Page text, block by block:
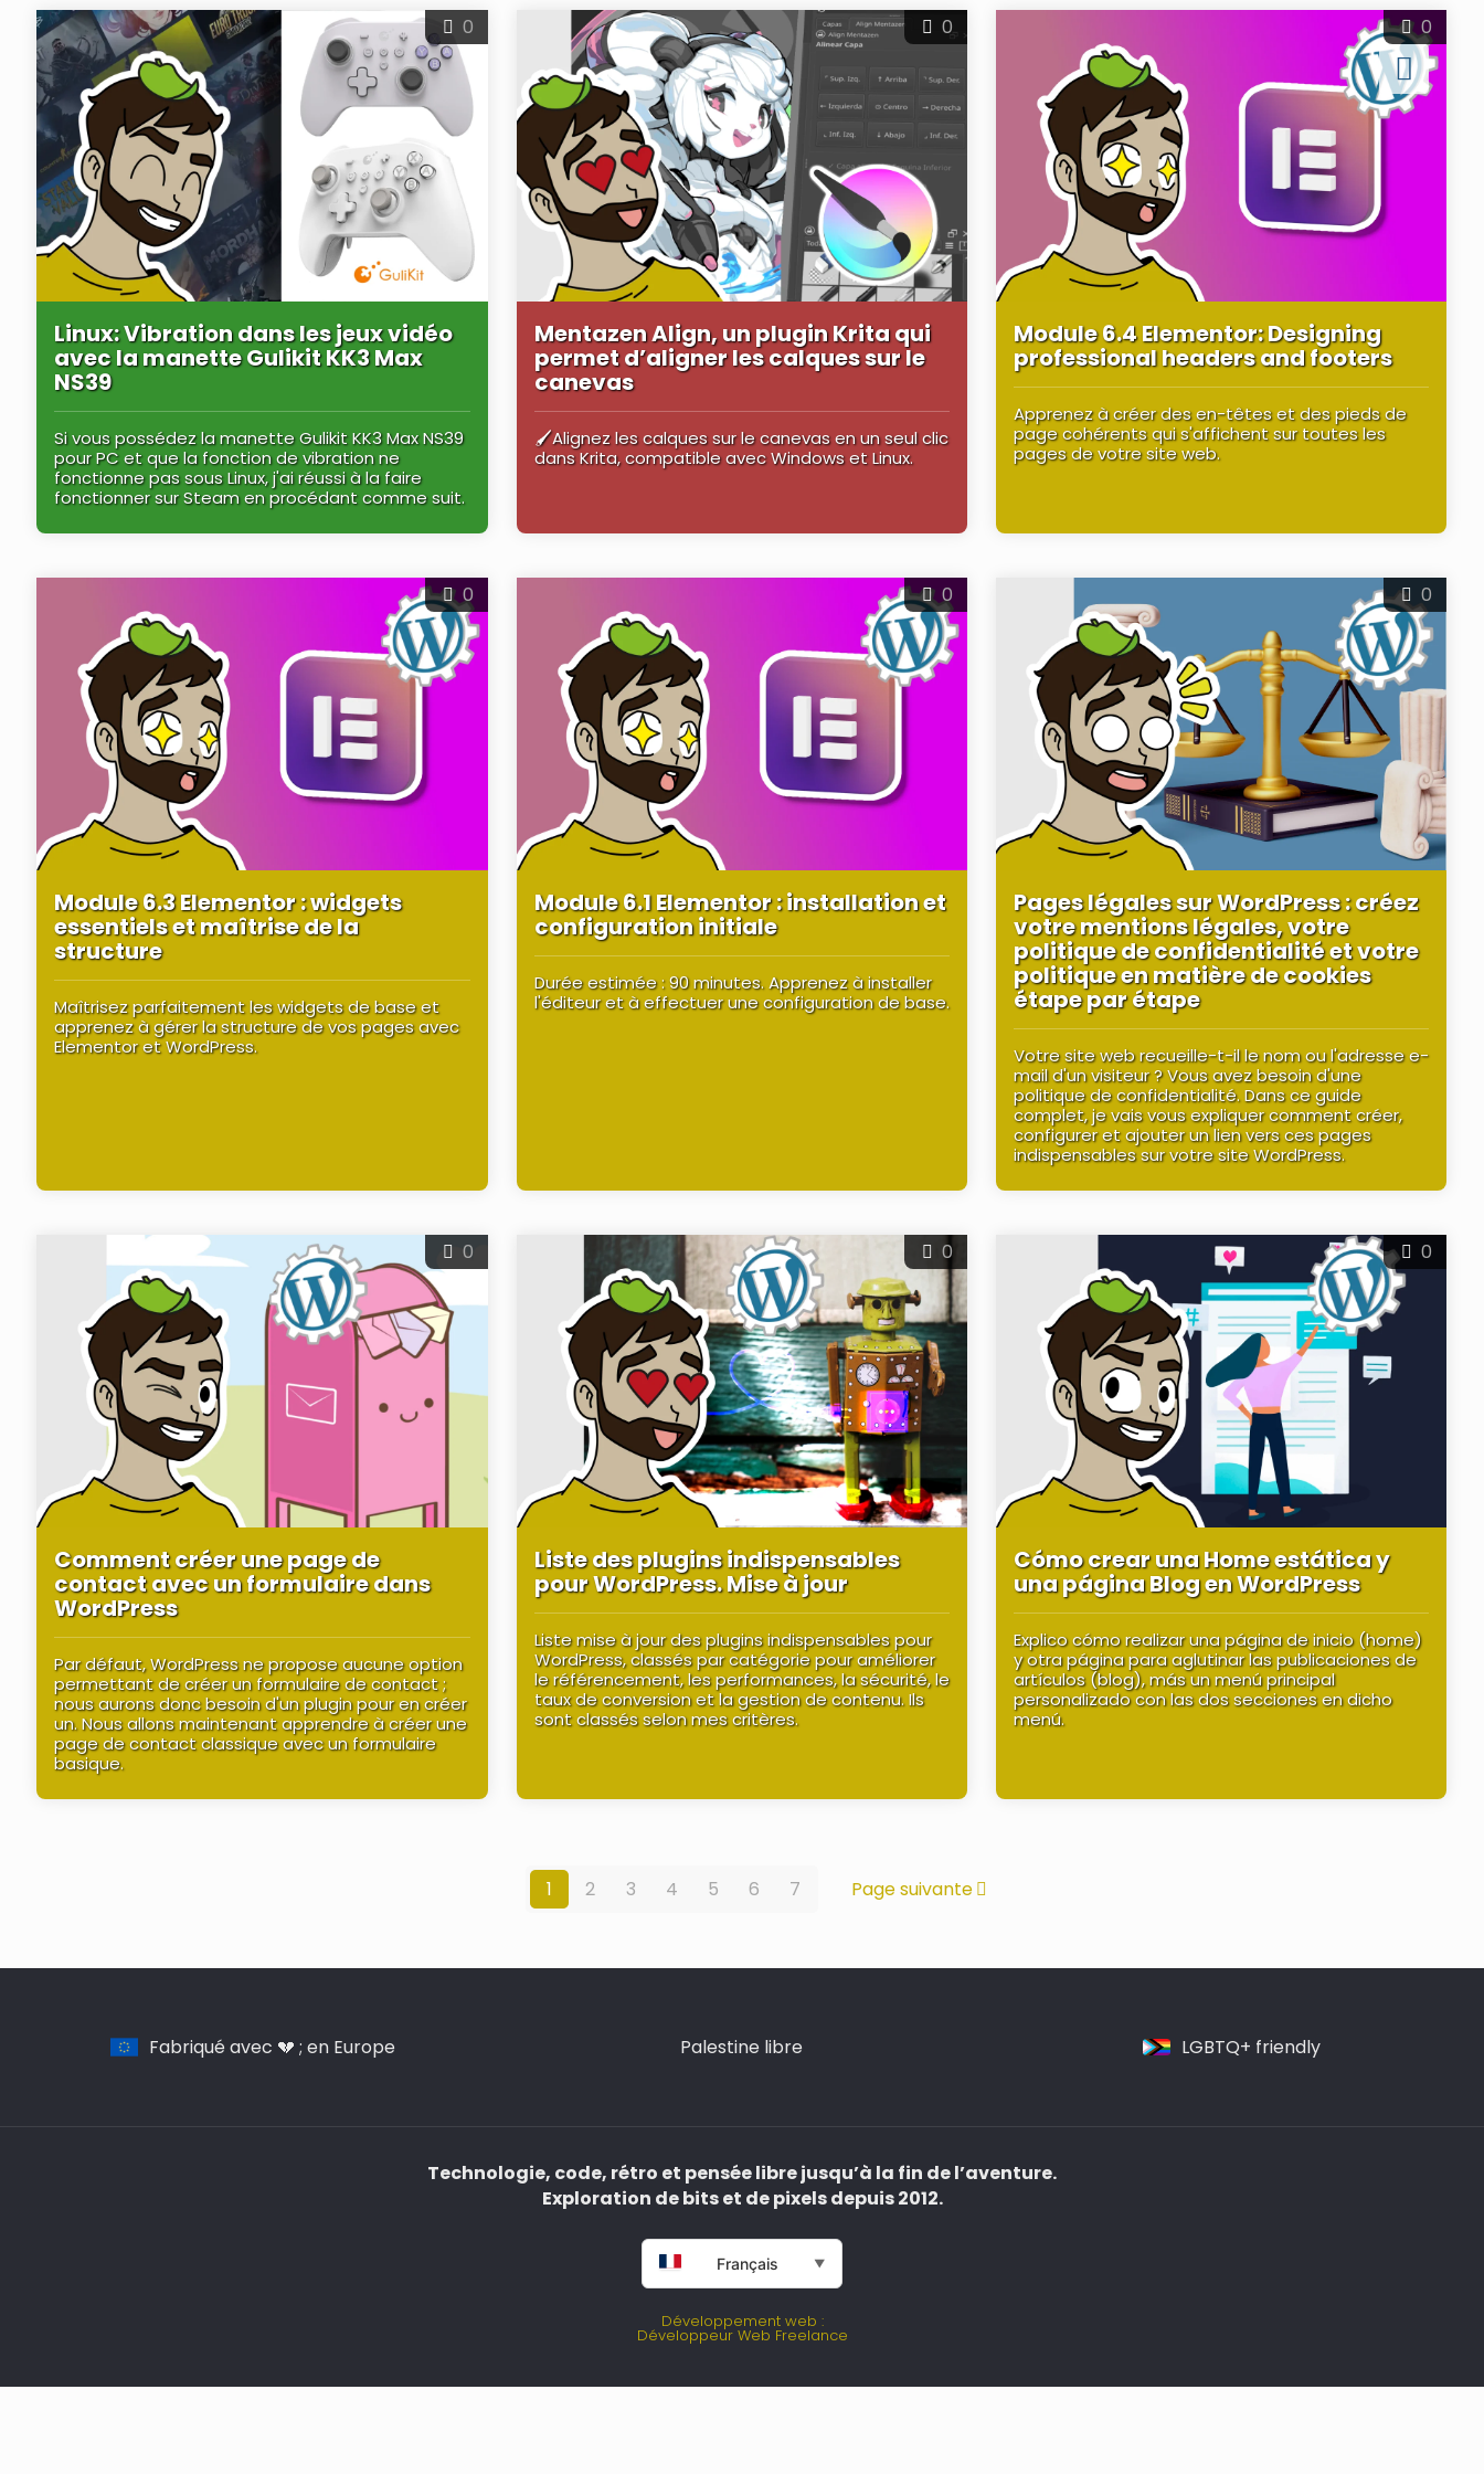
0
Linux: Vibration dans les jeux vidéo
avec la manette Gulikit KK3 Max
NS39
Si vous possédez la manette Gulikit KK3 Max NS39
pour PC et que la fonction de vibration ne
fonctionne pas sous Linux, j'ai réussi à la faire
fonctionner sur Steam en procédant comme suit.
0
Mentazen Align, un plugin Krita qui
permet d’aligner les calques sur le
canevas
🖌️Alignez les calques sur le canevas en un seul clic
dans Krita, compatible avec Windows et Linux.
0
Module 6.4 Elementor: Designing
professional headers and footers
Apprenez à créer des en-têtes et des pieds de
page cohérents qui s'affichent sur toutes les
pages de votre site web.
0
Module 6.3 Elementor : widgets
essentiels et maîtrise de la
structure
Maîtrisez parfaitement les widgets de base et
apprenez à gérer la structure de vos pages avec
Elementor et WordPress.
0
Module 6.1 Elementor : installation et
configuration initiale
Durée estimée : 90 minutes. Apprenez à installer
l'éditeur et à effectuer une configuration de base.
0
Pages légales sur WordPress : créez
votre mentions légales, votre
politique de confidentialité et votre
politique en matière de cookies
étape par étape
Votre site web recueille-t-il le nom ou l'adresse e-
mail d'un visiteur ? Vous avez besoin d'une
politique de confidentialité. Dans ce guide
complet, je vais vous expliquer comment créer,
configurer et ajouter un lien vers ces pages
indispensables sur votre site WordPress.
0
Comment créer une page de
contact avec un formulaire dans
WordPress
Par défaut, WordPress ne propose aucune option
permettant de créer un formulaire de contact ;
nous aurons donc besoin d'un plugin pour en créer
un. Nous allons maintenant apprendre à créer une
page de contact classique avec un formulaire
basique.
0
Liste des plugins indispensables
pour WordPress. Mise à jour
Liste mise à jour des plugins indispensables pour
WordPress, classés par catégorie pour améliorer
le référencement, les performances, la sécurité, le
taux de conversion et la gestion de contenu. Ils
sont classés selon mes critères.
0
Cómo crear una Home estática y
una página Blog en WordPress
Explico cómo realizar una página de inicio (home)
y otra página para aglutinar las publicaciones de
artículos (blog), más un menú principal
personalizado con las dos secciones en dicho
menú.
1 2 3 4 5 6 7 Page suivante
Fabriqué avec 💔 ; en Europe Palestine libre LGBTQ+ friendly
Technologie, code, rétro et pensée libre jusqu’à la fin de l’aventure.
Exploration de bits et de pixels depuis 2012.
Français ▼
Développement web :
Développeur Web Freelance